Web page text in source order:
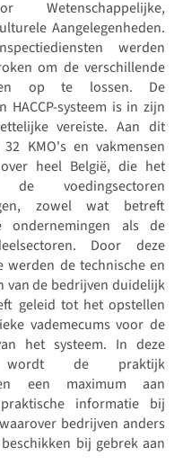
Wetenschappelijke,
Aangelegenheden.
werden
om de verschillende
op te lossen. De
HACCP-systeem is in zijn
vereiste. Aan dit
KMO's en vakmensen
heel België, die het
voedingsectoren
zowel wat betreft
ondernemingen als de
Door deze
werden de technische en
van de bedrijven duidelijk
geleid tot het opstellen
vademecums voor de
het systeem. In deze
wordt de praktijk
een maximum aan
informatie bij
bedrijven anders
bij gebrek aan